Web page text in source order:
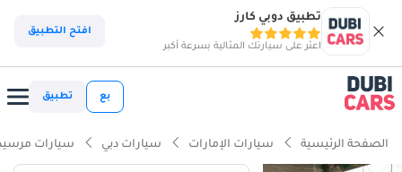
تطبيق دوبي كارز
اعثر على سيارتك المثالية بسرعة أكبر
افتح التطبيق
بع تطبيق
الصفحة الرئيسية سيارات الإمارات سيارات دبي سيارات